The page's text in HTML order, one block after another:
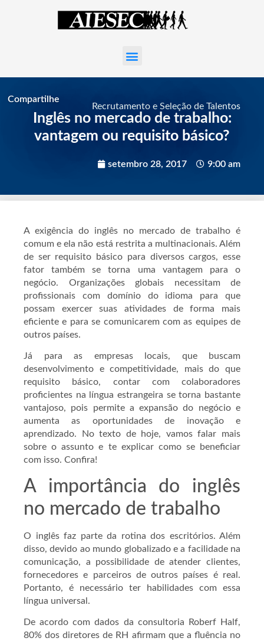
Recrutamento e Seleção de Talentos
Inglês no mercado de trabalho:
vantagem ou requisito básico?
setembro 28, 2017 9:00 am
A exigência do inglês no mercado de trabalho é
comum e ela não está restrita a multinacionais. Além
de ser requisito básico para diversos cargos, esse
fator também se torna uma vantagem para o
negócio. Organizações globais necessitam de
profissionais com domínio do idioma para que
possam exercer suas atividades de forma mais
eficiente e para se comunicarem com as equipes de
outros países.
Já para as empresas locais, que buscam
desenvolvimento e competitividade, mais do que
requisito básico, contar com colaboradores
proficientes na língua estrangeira se torna bastante
vantajoso, pois permite a expansão do negócio e
aumenta as oportunidades de inovação e
aprendizado. No texto de hoje, vamos falar mais
sobre o assunto e te explicar como se beneficiar
com isso. Confira!
A importância do inglês
no mercado de trabalho
O inglês faz parte da rotina dos escritórios. Além
disso, devido ao mundo globalizado e a facilidade na
comunicação, a possibilidade de atender clientes,
fornecedores e parceiros de outros países é real.
Portanto, é necessário ter habilidades com essa
língua universal.
De acordo com dados da consultoria Roberf Half,
80% dos diretores de RH afirmam que a fluência no
Compartilhe